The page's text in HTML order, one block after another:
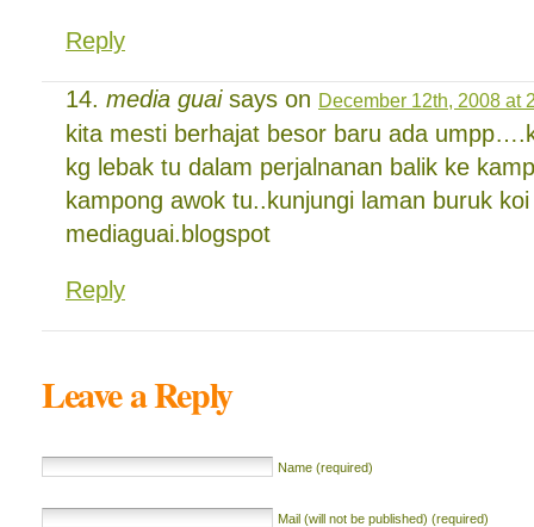
Reply
media guaisays on December 12th, 2008 at
kita mesti berhajat besor baru ada
kg lebak tu dalam perjalnanan balik ke
kampong awok tu..kunjungi laman buruk koi
mediaguai.blogspot
Reply
Leave a Reply
Name (required)
Mail (will not be published) (required)